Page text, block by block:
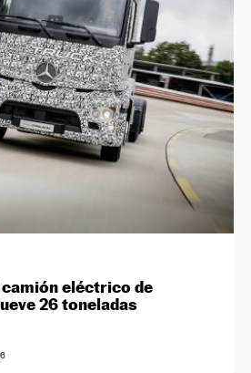
eléctrico de
26 toneladas